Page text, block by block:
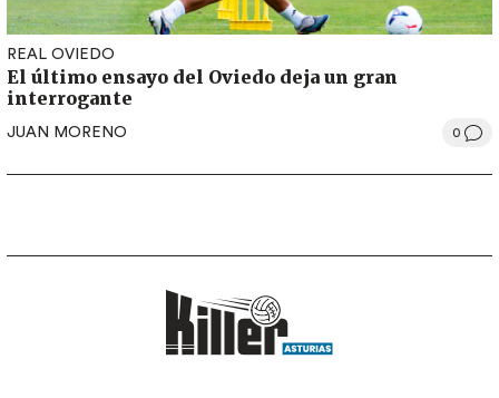
REAL OVIEDO
El último ensayo del Oviedo deja un gran
interrogante
JUAN MORENO 0